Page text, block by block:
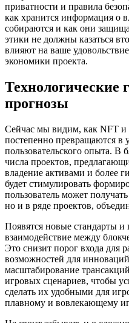
приватности и правила
как хранится информация о
собираются и как они
этики не должны казаться
влияют на ваше
экономики проекта.
Технологические
прогнозы
Сейчас мы видим, как NFT и
постепенно превращаются в
пользовательского опыта. В
числа проектов,
владение активами и более
будет стимулировать
пользователь может
но и в ряде проектов,
Появятся новые стандарты
взаимодействие между
Это снизит порог входа для
возможностей для
масштабирование
игровых сценариев, чтобы
сделать их удобными для
плавному и вовлекающему